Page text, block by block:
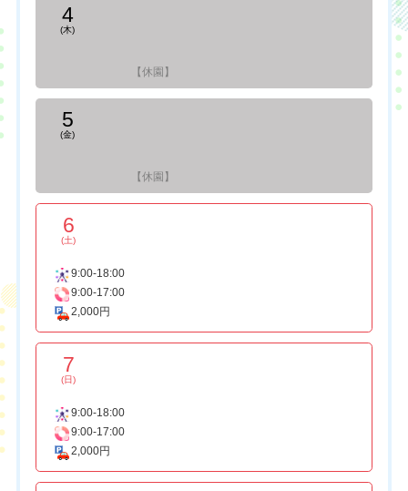
4
(木)
【休園】
5
(金)
【休園】
6
(土)
9:00-18:00
9:00-17:00
2,000円
7
(日)
9:00-18:00
9:00-17:00
2,000円